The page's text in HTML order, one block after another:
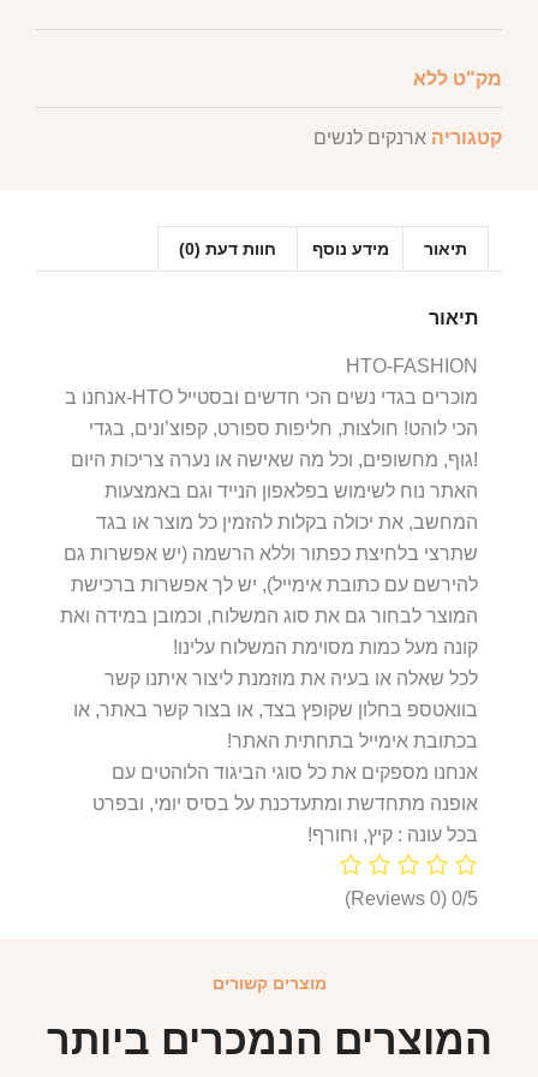
מק"ט ללא
קטגוריה ארנקים לנשים
תיאור מידע נוסף חוות דעת (0)
תיאור
HTO-FASHION
אנחנו ב-HTO מוכרים בגדי נשים הכי חדשים ובסטייל
הכי לוהט! חולצות, חליפות ספורט, קפוצ’ונים, בגדי
גוף, מחשופים, וכל מה שאישה או נערה צריכות היום!
האתר נוח לשימוש בפלאפון הנייד וגם באמצעות
המחשב, את יכולה בקלות להזמין כל מוצר או בגד
שתרצי בלחיצת כפתור וללא הרשמה (יש אפשרות גם
להירשם עם כתובת אימייל), יש לך אפשרות ברכישת
המוצר לבחור גם את סוג המשלוח, וכמובן במידה ואת
קונה מעל כמות מסוימת המשלוח עלינו!
לכל שאלה או בעיה את מוזמנת ליצור איתנו קשר
בוואטספ בחלון שקופץ בצד, או בצור קשר באתר, או
בכתובת אימייל בתחתית האתר!
אנחנו מספקים את כל סוגי הביגוד הלוהטים עם
אופנה מתחדשת ומתעדכנת על בסיס יומי, ובפרט
בכל עונה : קיץ, וחורף!
0/5
(0 Reviews)
מוצרים קשורים
המוצרים הנמכרים ביותר